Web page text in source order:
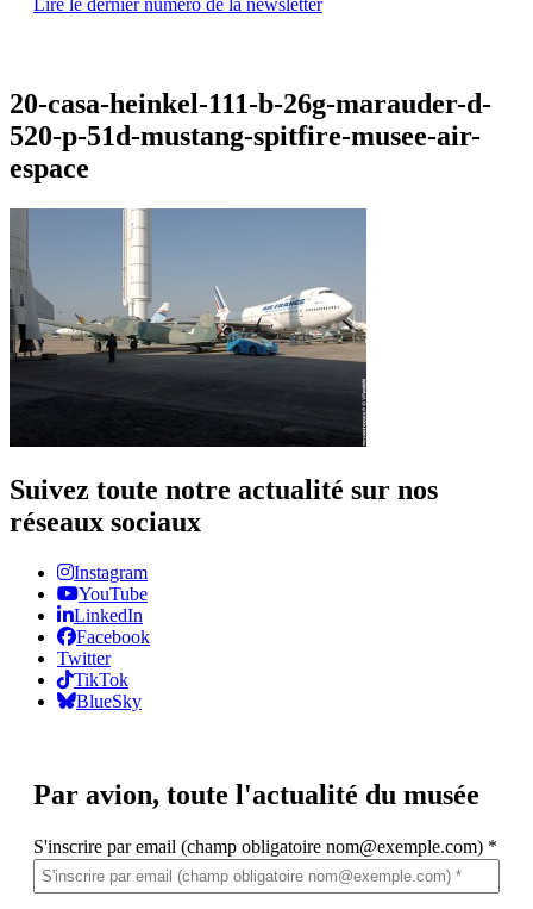
20-casa-heinkel-111-b-26g-marauder-d-
520-p-51d-mustang-spitfire-musee-air-
espace
Suivez toute notre actualité sur nos
réseaux sociaux
Instagram
YouTube
LinkedIn
Facebook
Twitter
TikTok
BlueSky
Par avion, toute l'actualité du musée
S'inscrire par email (champ obligatoire nom@exemple.com) *